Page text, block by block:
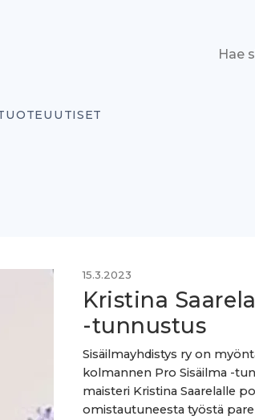
15.3.2023
Kristina
-tunnustus
Sisäilmayhdistys ry on
kolmannen Pro Sisäilma -
maisteri Kristina Saarelalle
omistautuneesta työstä